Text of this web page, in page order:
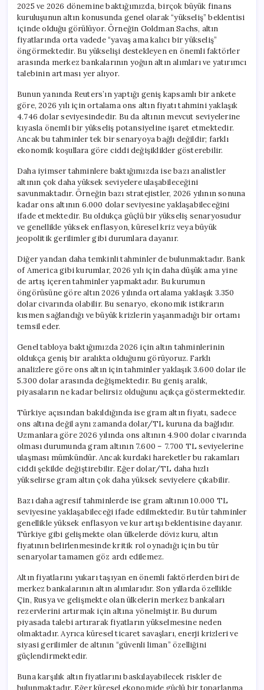
2025 ve 2026 dönemine baktığımızda, birçok büyük finans
kuruluşunun altın konusunda genel olarak “yükseliş” beklentisi
içinde olduğu görülüyor. Örneğin Goldman Sachs, altın
fiyatlarında orta vadede “yavaş ama kalıcı bir yükseliş”
öngörmektedir. Bu yükselişi destekleyen en önemli faktörler
arasında merkez bankalarının yoğun altın alımları ve yatırımcı
talebinin artması yer alıyor.
Bunun yanında Reuters’ın yaptığı geniş kapsamlı bir ankete
göre, 2026 yılı için ortalama ons altın fiyatı tahmini yaklaşık
4.746 dolar seviyesindedir. Bu da altının mevcut seviyelerine
kıyasla önemli bir yükseliş potansiyeline işaret etmektedir.
Ancak bu tahminler tek bir senaryoya bağlı değildir; farklı
ekonomik koşullara göre ciddi değişiklikler gösterebilir.
Daha iyimser tahminlere baktığımızda ise bazı analistler
altının çok daha yüksek seviyelere ulaşabileceğini
savunmaktadır. Örneğin bazı stratejistler, 2026 yılının sonuna
kadar ons altının 6.000 dolar seviyesine yaklaşabileceğini
ifade etmektedir. Bu oldukça güçlü bir yükseliş senaryosudur
ve genellikle yüksek enflasyon, küresel kriz veya büyük
jeopolitik gerilimler gibi durumlara dayanır.
Diğer yandan daha temkinli tahminler de bulunmaktadır. Bank
of America gibi kurumlar, 2026 yılı için daha düşük ama yine
de artış içeren tahminler yapmaktadır. Bu kurumun
öngörüsüne göre altın 2026 yılında ortalama yaklaşık 3.350
dolar civarında olabilir. Bu senaryo, ekonomik istikrarın
kısmen sağlandığı ve büyük krizlerin yaşanmadığı bir ortamı
temsil eder.
Genel tabloya baktığımızda 2026 için altın tahminlerinin
oldukça geniş bir aralıkta olduğunu görüyoruz. Farklı
analizlere göre ons altın için tahminler yaklaşık 3.600 dolar ile
5.300 dolar arasında değişmektedir. Bu geniş aralık,
piyasaların ne kadar belirsiz olduğunu açıkça göstermektedir.
Türkiye açısından bakıldığında ise gram altın fiyatı, sadece
ons altına değil aynı zamanda dolar/TL kuruna da bağlıdır.
Uzmanlara göre 2026 yılında ons altının 4.900 dolar civarında
olması durumunda gram altının 7.600 – 7.700 TL seviyelerine
ulaşması mümkündür. Ancak kurdaki hareketler bu rakamları
ciddi şekilde değiştirebilir. Eğer dolar/TL daha hızlı
yükselirse gram altın çok daha yüksek seviyelere çıkabilir.
Bazı daha agresif tahminlerde ise gram altının 10.000 TL
seviyesine yaklaşabileceği ifade edilmektedir. Bu tür tahminler
genellikle yüksek enflasyon ve kur artışı beklentisine dayanır.
Türkiye gibi gelişmekte olan ülkelerde döviz kuru, altın
fiyatının belirlenmesinde kritik rol oynadığı için bu tür
senaryolar tamamen göz ardı edilemez.
Altın fiyatlarını yukarı taşıyan en önemli faktörlerden biri de
merkez bankalarının altın alımlarıdır. Son yıllarda özellikle
Çin, Rusya ve gelişmekte olan ülkelerin merkez bankaları
rezervlerini artırmak için altına yönelmiştir. Bu durum
piyasada talebi artırarak fiyatların yükselmesine neden
olmaktadır. Ayrıca küresel ticaret savaşları, enerji krizleri ve
siyasi gerilimler de altının “güvenli liman” özelliğini
güçlendirmektedir.
Buna karşılık altın fiyatlarını baskılayabilecek riskler de
bulunmaktadır. Eğer küresel ekonomide güçlü bir toparlanma